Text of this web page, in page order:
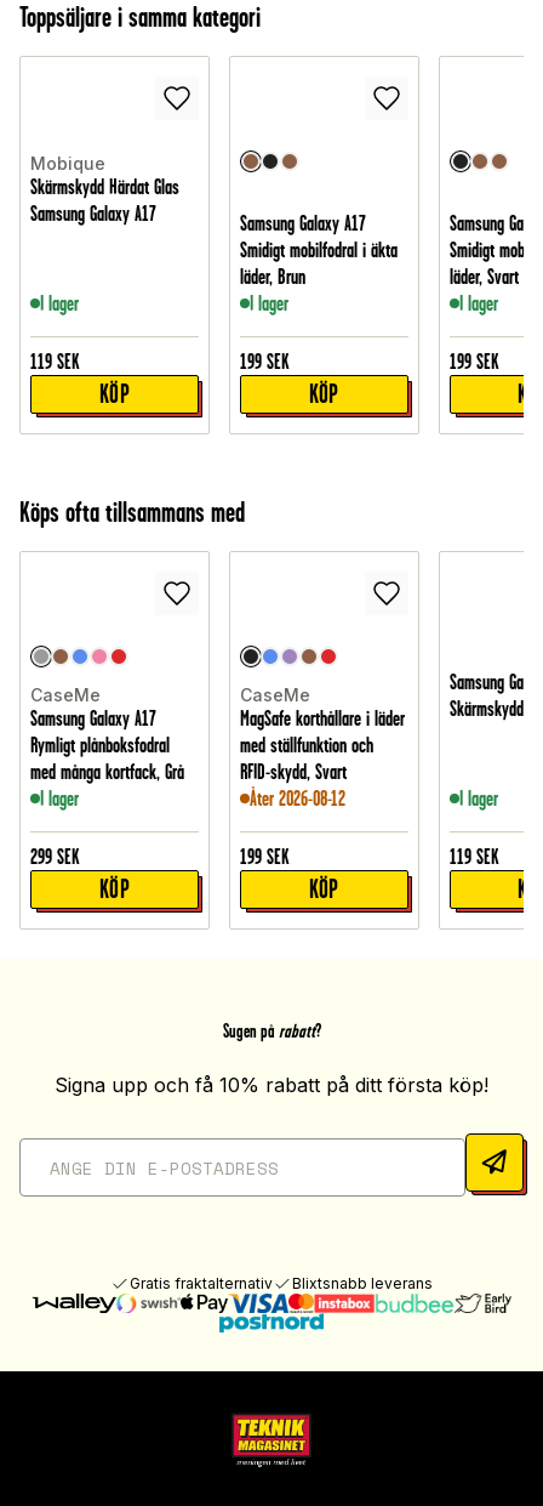
Toppsäljare i samma kategori
Mobique
Skärmskydd Härdat Glas
Samsung Galaxy A17
I lager
119 SEK
KÖP
Samsung Galaxy A17
Smidigt mobilfodral i äkta
läder, Brun
I lager
199 SEK
KÖP
Samsung
Smidigt
läder, Svart
I lager
199 SEK
Köps ofta tillsammans med
CaseMe
Samsung Galaxy A17
Rymligt plånboksfodral
med många kortfack, Grå
I lager
299 SEK
KÖP
CaseMe
MagSafe korthållare i läder
med ställfunktion och
RFID-skydd, Svart
Åter 2026-08-12
199 SEK
KÖP
Samsung
Skärmskydd i
I lager
119 SEK
Sugen på rabatt?
Signa upp och få 10% rabatt på ditt första köp!
Gratis fraktalternativ Blixtsnabb leverans